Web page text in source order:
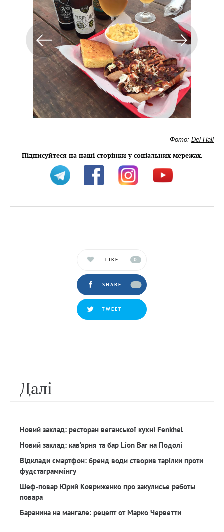
Фото: Del Hall
Підписуйтеся на наші сторінки у соціальних мережах:
LIKE 0
SHARE
TWEET
Далi
Новий заклад: ресторан веганської кухні Fenkhel
Новий заклад: кав‘ярня та бар Lion Bar на Подолі
Відклади смартфон: бренд води створив тарілки проти
фудстаграммінгу
Шеф-повар Юрий Ковриженко про закулисье работы
повара
Баранина на мангале: рецепт от Марко Черветти